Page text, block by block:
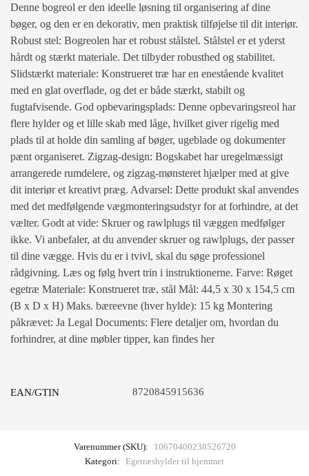
Denne bogreol er den ideelle løsning til organisering af dine
bøger, og den er en dekorativ, men praktisk tilføjelse til dit interiør.
Robust stel: Bogreolen har et robust stålstel. Stålstel er et yderst
hårdt og stærkt materiale. Det tilbyder robusthed og stabilitet.
Slidstærkt materiale: Konstrueret træ har en enestående kvalitet
med en glat overflade, og det er både stærkt, stabilt og
fugtafvisende. God opbevaringsplads: Denne opbevaringsreol har
flere hylder og et lille skab med låge, hvilket giver rigelig med
plads til at holde din samling af bøger, ugeblade og dokumenter
pænt organiseret. Zigzag-design: Bogskabet har uregelmæssigt
arrangerede rumdelere, og zigzag-mønsteret hjælper med at give
dit interiør et kreativt præg. Advarsel: Dette produkt skal anvendes
med det medfølgende vægmonteringsudstyr for at forhindre, at det
vælter. Godt at vide: Skruer og rawlplugs til væggen medfølger
ikke. Vi anbefaler, at du anvender skruer og rawlplugs, der passer
til dine vægge. Hvis du er i tvivl, skal du søge professionel
rådgivning. Læs og følg hvert trin i instruktionerne. Farve: Røget
egetræ Materiale: Konstrueret træ, stål Mål: 44,5 x 30 x 154,5 cm
(B x D x H) Maks. bæreevne (hver hylde): 15 kg Montering
påkrævet: Ja Legal Documents: Flere detaljer om, hvordan du
forhindrer, at dine møbler tipper, kan findes her
EAN/GTIN 8720845915636
Varenummer (SKU):
10670400238526720
Kategori: Egetræshylder til hjemmet